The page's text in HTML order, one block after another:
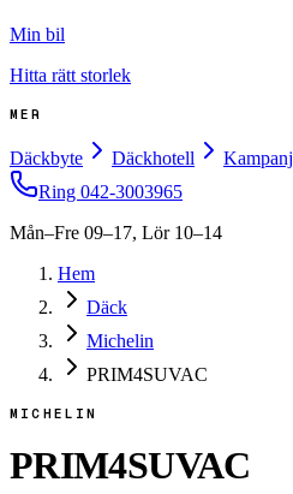
Min bil
Hitta rätt storlek
MER
Däckbyte Däckhotell Kampanj
Ring 042-3003965
Mån–Fre 09–17, Lör 10–14
Hem
Däck
Michelin
PRIM4SUVAC
MICHELIN
PRIM4SUVAC